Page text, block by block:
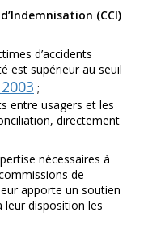
(CCI)
d’accidents
est supérieur au seuil
;
entre usagers et les
directement
nécessaires à
de
apporte un soutien
disposition les